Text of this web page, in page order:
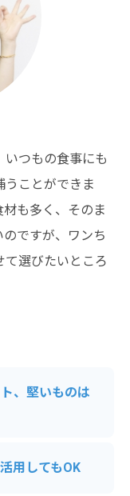
つもの食事にも
うことができま
も多く、そのま
ですが、ワンち
て選びたいところ
、堅いものは
用してもOK